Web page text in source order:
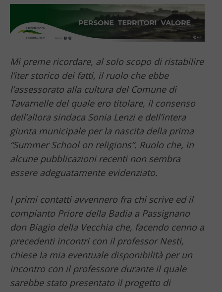
Mi preme ricordare, al solo scopo di ristabilire
l’iter storico dei fatti, il ruolo che ebbe
l’assessorato alla cultura del Comune di
Tavarnelle del quale ero titolare, il consenso
dell’allora sindaca Sonia Lenzi e dell’intera
giunta municipale per la nascita della prima
“Summer School on religions”. Ruolo che, in
alcune pubblicazioni recenti non sembra
essere adeguatamente evidenziato.
I primi contatti avvennero fra chi scrive ed il
compianto Priore della Badia a Passignano
don Biagio della Vecchia che, facendo cenno a
precedenti incontri con il professor Nesti,
chiese la mia eventuale disponibilità per un
incontro con il professore durante il quale
sarebbe stato presentato il progetto di